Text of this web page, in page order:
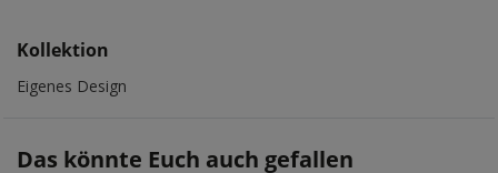
Kollektion
Eigenes Design
Das könnte Euch auch gefallen